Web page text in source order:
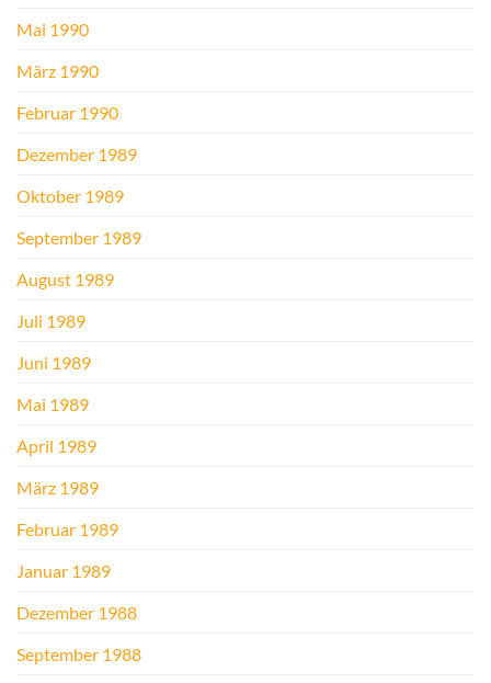
Mai 1990
März 1990
Februar 1990
Dezember 1989
Oktober 1989
September 1989
August 1989
Juli 1989
Juni 1989
Mai 1989
April 1989
März 1989
Februar 1989
Januar 1989
Dezember 1988
September 1988